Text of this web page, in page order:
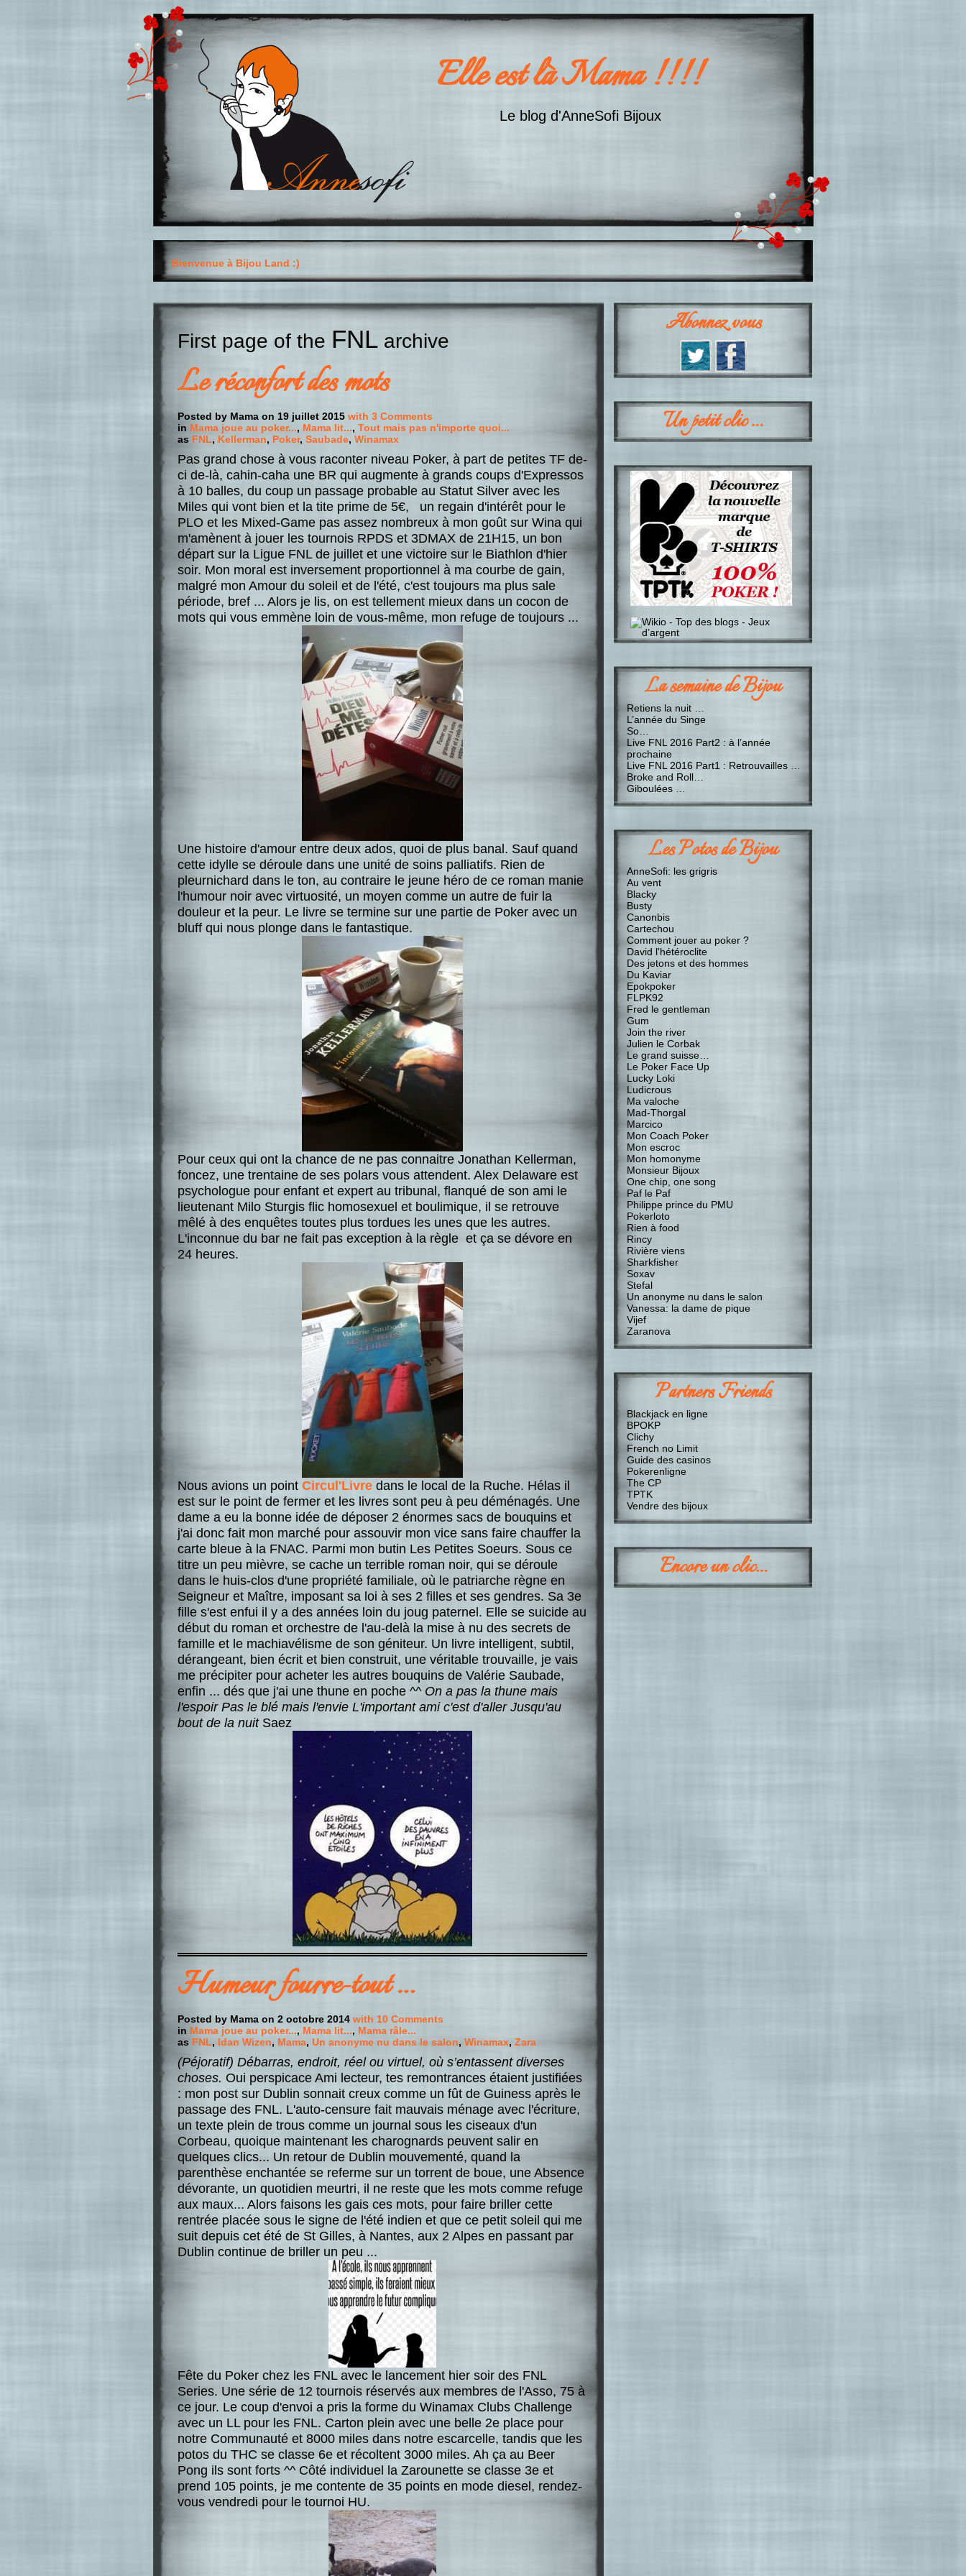
Elle est là Mama !!!!
Le blog d'AnneSofi Bijoux
Bienvenue à Bijou Land :)
First page of the FNL archive
Le réconfort des mots
Posted by Mama on 19 juillet 2015 with 3 Comments
in Mama joue au poker..., Mama lit..., Tout mais pas n'importe quoi...
as FNL, Kellerman, Poker, Saubade, Winamax
Pas grand chose à vous raconter niveau Poker, à part de petites TF de-
ci de-là, cahin-caha une BR qui augmente à grands coups d'Expressos
à 10 balles, du coup un passage probable au Statut Silver avec les
Miles qui vont bien et la tite prime de 5€, un regain d'intérêt pour le
PLO et les Mixed-Game pas assez nombreux à mon goût sur Wina qui
m'amènent à jouer les tournois RPDS et 3DMAX de 21H15, un bon
départ sur la Ligue FNL de juillet et une victoire sur le Biathlon d'hier
soir. Mon moral est inversement proportionnel à ma courbe de gain,
malgré mon Amour du soleil et de l'été, c'est toujours ma plus sale
période, bref ... Alors je lis, on est tellement mieux dans un cocon de
mots qui vous emmène loin de vous-même, mon refuge de toujours ...
Une histoire d'amour entre deux ados, quoi de plus banal. Sauf quand
cette idylle se déroule dans une unité de soins palliatifs. Rien de
pleurnichard dans le ton, au contraire le jeune héro de ce roman manie
l'humour noir avec virtuosité, un moyen comme un autre de fuir la
douleur et la peur. Le livre se termine sur une partie de Poker avec un
bluff qui nous plonge dans le fantastique.
Pour ceux qui ont la chance de ne pas connaitre Jonathan Kellerman,
foncez, une trentaine de ses polars vous attendent. Alex Delaware est
psychologue pour enfant et expert au tribunal, flanqué de son ami le
lieutenant Milo Sturgis flic homosexuel et boulimique, il se retrouve
mêlé à des enquêtes toutes plus tordues les unes que les autres.
L'inconnue du bar ne fait pas exception à la règle et ça se dévore en
24 heures.
Nous avions un point Circul'Livre dans le local de la Ruche. Hélas il
est sur le point de fermer et les livres sont peu à peu déménagés. Une
dame a eu la bonne idée de déposer 2 énormes sacs de bouquins et
j'ai donc fait mon marché pour assouvir mon vice sans faire chauffer la
carte bleue à la FNAC. Parmi mon butin Les Petites Soeurs. Sous ce
titre un peu mièvre, se cache un terrible roman noir, qui se déroule
dans le huis-clos d'une propriété familiale, où le patriarche règne en
Seigneur et Maître, imposant sa loi à ses 2 filles et ses gendres. Sa 3e
fille s'est enfui il y a des années loin du joug paternel. Elle se suicide au
début du roman et orchestre de l'au-delà la mise à nu des secrets de
famille et le machiavélisme de son géniteur. Un livre intelligent, subtil,
dérangeant, bien écrit et bien construit, une véritable trouvaille, je vais
me précipiter pour acheter les autres bouquins de Valérie Saubade,
enfin ... dés que j'ai une thune en poche ^^ On a pas la thune mais
l'espoir Pas le blé mais l'envie L'important ami c'est d'aller Jusqu'au
bout de la nuitSaez
Humeur fourre-tout …
Posted by Mama on 2 octobre 2014 with 10 Comments
in Mama joue au poker..., Mama lit..., Mama râle...
as FNL, Idan Wizen, Mama, Un anonyme nu dans le salon, Winamax, Zara
(Péjoratif) Débarras, endroit, réel ou virtuel, où s’entassent diverses
choses. Oui perspicace Ami lecteur, tes remontrances étaient justifiées
: mon post sur Dublin sonnait creux comme un fût de Guiness après le
passage des FNL. L'auto-censure fait mauvais ménage avec l'écriture,
un texte plein de trous comme un journal sous les ciseaux d'un
Corbeau, quoique maintenant les charognards peuvent salir en
quelques clics... Un retour de Dublin mouvementé, quand la
parenthèse enchantée se referme sur un torrent de boue, une Absence
dévorante, un quotidien meurtri, il ne reste que les mots comme refuge
aux maux... Alors faisons les gais ces mots, pour faire briller cette
rentrée placée sous le signe de l'été indien et que ce petit soleil qui me
suit depuis cet été de St Gilles, à Nantes, aux 2 Alpes en passant par
Dublin continue de briller un peu ...
Fête du Poker chez les FNL avec le lancement hier soir des FNL
Series. Une série de 12 tournois réservés aux membres de l'Asso, 75 à
ce jour. Le coup d'envoi a pris la forme du Winamax Clubs Challenge
avec un LL pour les FNL. Carton plein avec une belle 2e place pour
notre Communauté et 8000 miles dans notre escarcelle, tandis que les
potos du THC se classe 6e et récoltent 3000 miles. Ah ça au Beer
Pong ils sont forts ^^ Côté individuel la Zarounette se classe 3e et
prend 105 points, je me contente de 35 points en mode diesel, rendez-
vous vendredi pour le tournoi HU.
Abonnez vous
Un petit clic …
La semaine de Bijou
Retiens la nuit …
L’année du Singe
So…
Live FNL 2016 Part2 : à l’année
prochaine
Live FNL 2016 Part1 : Retrouvailles …
Broke and Roll…
Giboulées …
Les Potos de Bijou
AnneSofi: les grigris
Au vent
Blacky
Busty
Canonbis
Cartechou
Comment jouer au poker ?
David l'hétéroclite
Des jetons et des hommes
Du Kaviar
Epokpoker
FLPK92
Fred le gentleman
Gum
Join the river
Julien le Corbak
Le grand suisse…
Le Poker Face Up
Lucky Loki
Ludicrous
Ma valoche
Mad-Thorgal
Marcico
Mon Coach Poker
Mon escroc
Mon homonyme
Monsieur Bijoux
One chip, one song
Paf le Paf
Philippe prince du PMU
Pokerloto
Rien à food
Rincy
Rivière viens
Sharkfisher
Soxav
Stefal
Un anonyme nu dans le salon
Vanessa: la dame de pique
Vijef
Zaranova
Partners Friends
Blackjack en ligne
BPOKP
Clichy
French no Limit
Guide des casinos
Pokerenligne
The CP
TPTK
Vendre des bijoux
Encore un clic…